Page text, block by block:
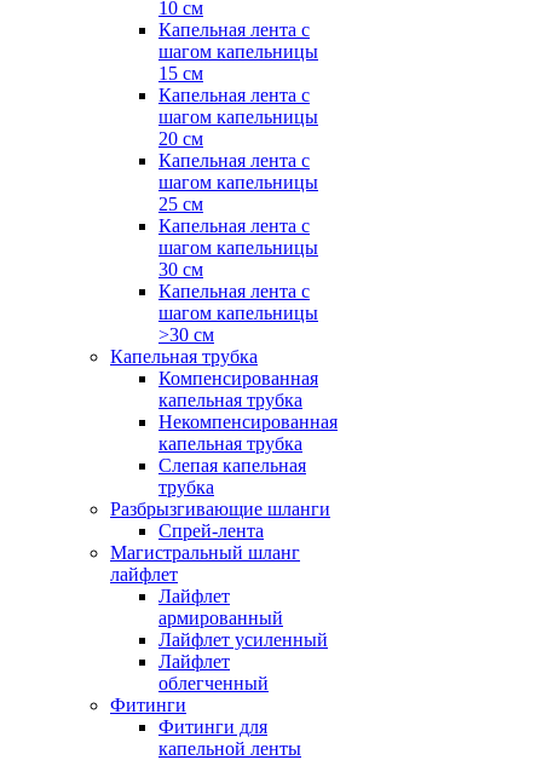
10 см
Капельная лента с
шагом капельницы
15 см
Капельная лента с
шагом капельницы
20 см
Капельная лента с
шагом капельницы
25 см
Капельная лента с
шагом капельницы
30 см
Капельная лента с
шагом капельницы
>30 см
Капельная трубка
Компенсированная
капельная трубка
Некомпенсированная
капельная трубка
Слепая капельная
трубка
Разбрызгивающие шланги
Спрей-лента
Магистральный шланг
лайфлет
Лайфлет
армированный
Лайфлет усиленный
Лайфлет
облегченный
Фитинги
Фитинги для
капельной ленты